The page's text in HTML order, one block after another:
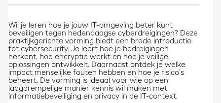
Wil je leren hoe je jouw IT-omgeving beter kunt
beveiligen tegen hedendaagse cyberdreigingen? Deze
praktijkgerichte vorming biedt een brede introductie
tot cybersecurity. Je leert hoe je bedreigingen
herkent, hoe encryptie werkt en hoe je veilige
oplossingen ontwikkelt. Daarnaast ontdek je welke
impact menselijke fouten hebben en hoe je risico’s
beheert. De vorming is ideaal voor wie op een
laagdrempelige manier kennis wil maken met
informatiebeveiliging en privacy in de IT-context.